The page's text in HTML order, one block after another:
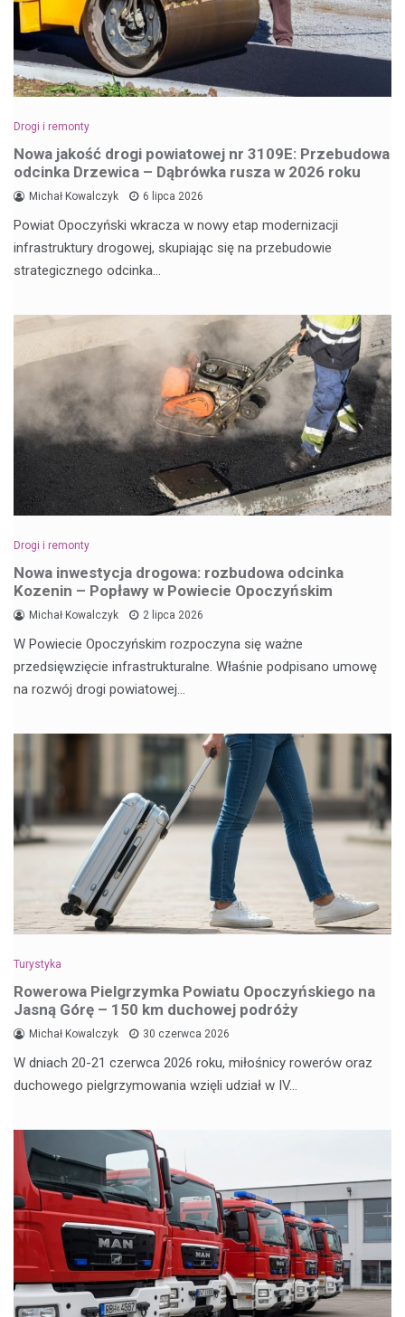
Drogi i remonty
Nowa jakość drogi powiatowej nr 3109E: Przebudowa
odcinka Drzewica – Dąbrówka rusza w 2026 roku
Michał Kowalczyk 6 lipca 2026
Powiat Opoczyński wkracza w nowy etap modernizacji
infrastruktury drogowej, skupiając się na przebudowie
strategicznego odcinka…
Drogi i remonty
Nowa inwestycja drogowa: rozbudowa odcinka
Kozenin – Popławy w Powiecie Opoczyńskim
Michał Kowalczyk 2 lipca 2026
W Powiecie Opoczyńskim rozpoczyna się ważne
przedsięwzięcie infrastrukturalne. Właśnie podpisano umowę
na rozwój drogi powiatowej…
Turystyka
Rowerowa Pielgrzymka Powiatu Opoczyńskiego na
Jasną Górę – 150 km duchowej podróży
Michał Kowalczyk 30 czerwca 2026
W dniach 20-21 czerwca 2026 roku, miłośnicy rowerów oraz
duchowego pielgrzymowania wzięli udział w IV…